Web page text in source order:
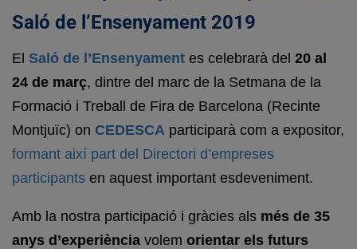
Saló de l’Ensenyament 2019
El Saló de l’Ensenyament es celebrarà del 20 al
24 de març, dintre del marc de la Setmana de la
Formació i Treball de Fira de Barcelona (Recinte
Montjuïc) on CEDESCA participarà com a expositor,
formant així part del Directori d’empreses
participants en aquest important esdeveniment.
Amb la nostra participació i gràcies als més de 35
anys d’experiència volem orientar els futurs